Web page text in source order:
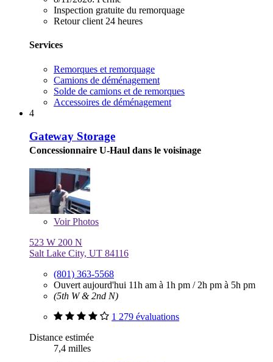
Inspection gratuite du remorquage
Retour client 24 heures
Services
Remorques et remorquage
Camions de déménagement
Solde de camions et de remorques
Accessoires de déménagement
4
Gateway Storage
Concessionnaire U-Haul dans le voisinage
VoirPhotos
523 W 200 N
Salt Lake City, UT 84116
(801) 363-5568
Ouvert aujourd'hui 11h am à 1h pm / 2h pm à 5h pm
(5th W & 2nd N)
1 279 évaluations
Distance estimée
7,4 milles